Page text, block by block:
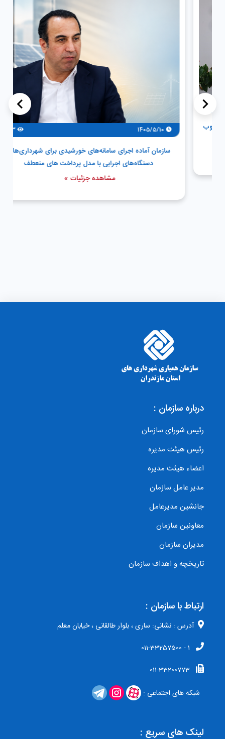
1405/5/10
سازمان آماده اجرای سامانه‌های خورشیدی برای شهرداری‌ها و
دستگاه‌های اجرایی با مدل پرداخت های منعطف
مشاهده جزئیات »
<
>
درباره سازمان :
رئیس شورای سازمان
رئیس هیئت مدیره
اعضاء هیئت مدیره
مدیر عامل سازمان
جانشین مدیرعامل
معاونین سازمان
مدیران سازمان
تاریخچه و اهداف سازمان
لینک های سریع :
ارتباط با سازمان :
آدرس : نشانی: ساری ، بلوار طالقانی ، خیابان معلم
1 - 011-33257500
011-33200773
شبکه های اجتماعی :